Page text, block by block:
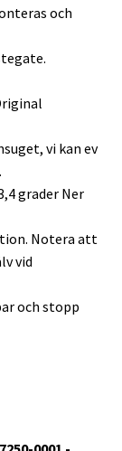
och
vi kan ev
grader Ner
Notera att
vid
och stopp